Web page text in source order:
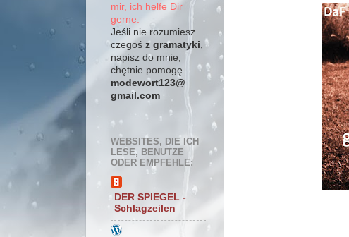
mir, ich helfe Dir
gerne.
Jeśli nie rozumiesz
czegoś z gramatyki
napisz do mnie,
chętnie pomogę.
modewort123@
gmail.com
WEBSITES, DIE ICH
LESE, BENUTZE
ODER EMPFEHLE:
DER SPIEGEL -
Schlagzeilen